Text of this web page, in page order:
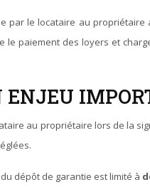
le paiement des loyers et
ENJEU
au propriétaire lors de la
dépôt de garantie est limité à